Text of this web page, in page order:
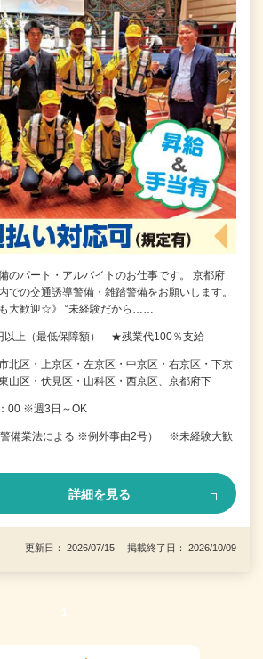
のパート・アルバイトのお仕事です。 京都府
での交通誘導警備・雑踏警備をお願いします。
も大歓迎☆》 “未経験だから……
以上（最低保障額） ★残業代100％支給
北区・上京区・左京区・中京区・右京区・下京
山区・伏見区・山科区・西京区、京都府下
00 ※週3日～OK
警備業法による ※例外事由2号） ※未経験大歓
詳細を見る
更新日： 2026/07/15 掲載終了日： 2026/10/09
1